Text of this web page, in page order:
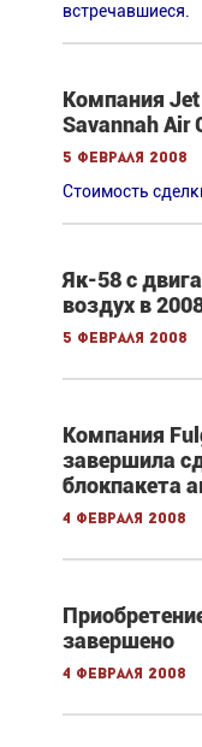
встречавшиеся.
Компания
Savannah Air
5 февраля 2008
Стоимость
Як-58 с
воздух в
5 февраля 2008
Компания
завершила
блокпакета
4 февраля 2008
завершено
4 февраля 2008